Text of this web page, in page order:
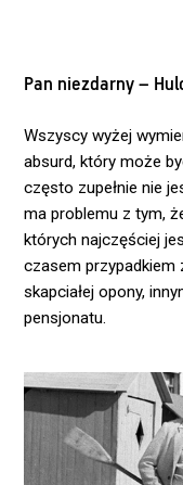
Pan niezdarny –
Wszyscy wyżej
absurd, który może
często zupełnie nie
ma problemu z tym,
których najczęściej
czasem przypadkiem
skapciałej opony,
pensjonatu.